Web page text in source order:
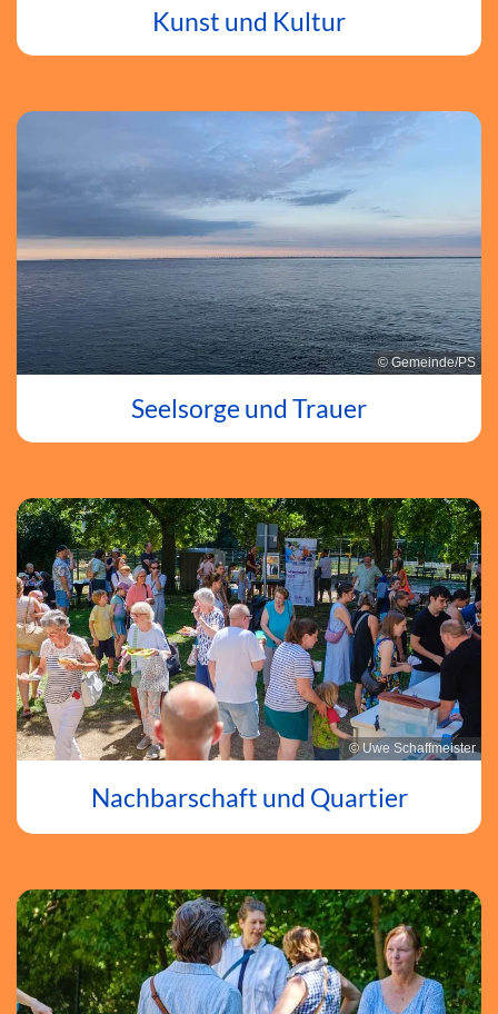
Kunst und Kultur
© Gemeinde/PS
Seelsorge und Trauer
© Uwe Schaffmeister
Nachbarschaft und Quartier